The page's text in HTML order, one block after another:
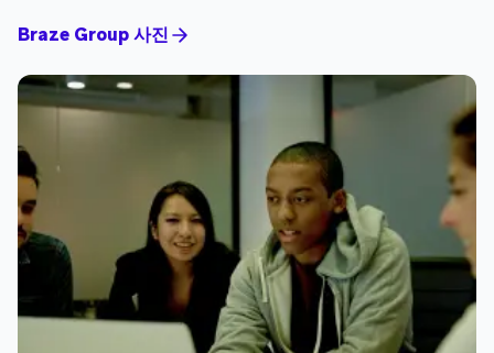
Braze Group 사진